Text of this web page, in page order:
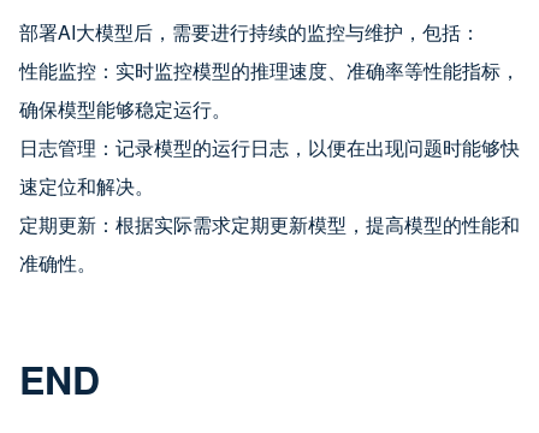
部署AI大模型后，需要进行持续的监控与维护，包括：
性能监控：实时监控模型的推理速度、准确率等性能指标，
确保模型能够稳定运行。
日志管理：记录模型的运行日志，以便在出现问题时能够快
速定位和解决。
定期更新：根据实际需求定期更新模型，提高模型的性能和
准确性。
END